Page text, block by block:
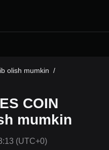
olish mumkin /
COIN
mumkin
(UTC+0)